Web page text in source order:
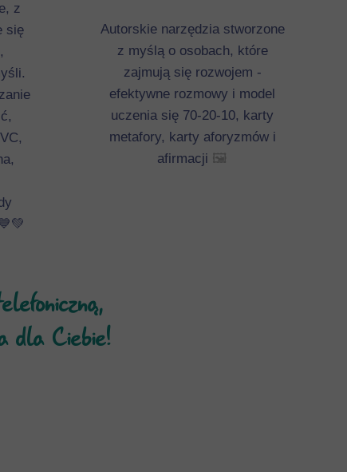
dla Ciebie!
Autorskie narzędzia stworzone
z myślą o osobach, które
zajmują się rozwojem -
efektywne rozmowy i model
uczenia się 70-20-10, karty
metafory, karty aforyzmów i
afirmacji 🖼️
z
się